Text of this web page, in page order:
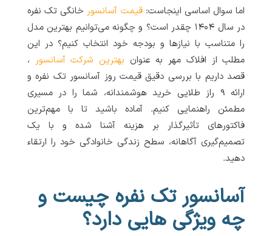
اما سوال اساسی اینجاست:قیمت آسانسور خانگی تک نفره
در سال ۱۴۰۴ چقدر است؟ و چگونه می‌توانیم بهترین مدل
را متناسب با نیازها و بودجه خود انتخاب کنیم؟ در این
مطلب از افلاک مهر به عنوان بهترین شرکت آسانسور ،
قصد داریم با بررسی دقیق قیمت روز آسانسور تک نفره و
ارائه ۹ راز طلایی خرید هوشمندانه، شما را در مسیری
مطمئن راهنمایی کنیم. آماده باشید تا با مهم‌ترین
فاکتورهای تأثیرگذار بر هزینه آشنا شده و با یک
تصمیم‌گیری آگاهانه، سطح زندگی خانوادگی خود را ارتقاء
دهید.
آسانسور تک نفره چیست و
چه ویژگی هایی دارد؟